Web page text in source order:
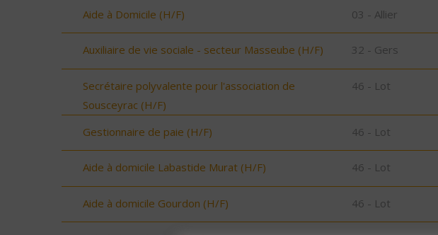
Aide à Domicile (H/F) 03 - Allier
Auxiliaire de vie sociale - secteur Masseube (H/F) 32 - Gers
Secrétaire polyvalente pour l'association de
Sousceyrac (H/F)
46 - Lot
Gestionnaire de paie (H/F) 46 - Lot
Aide à domicile Labastide Murat (H/F) 46 - Lot
Aide à domicile Gourdon (H/F) 46 - Lot